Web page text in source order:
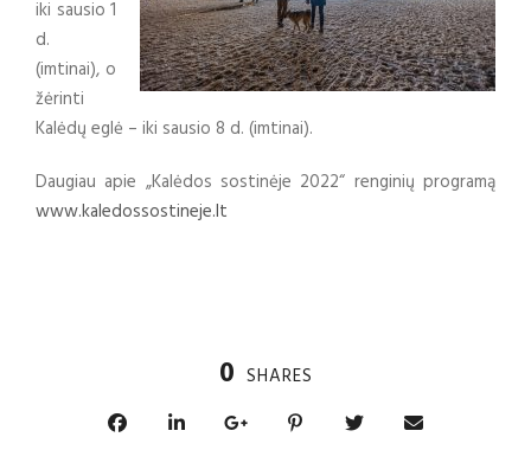
iki sausio 1
d.
(imtinai), o
žėrinti
Kalėdų eglė – iki sausio 8 d. (imtinai).
Daugiau apie „Kalėdos sostinėje 2022“ renginių programą
www.kaledossostineje.lt
0 SHARES